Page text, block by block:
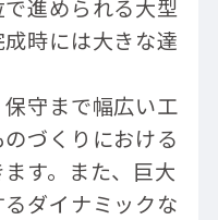
進められる大型
時には大きな達
守まで幅広い工
づくりにおける
す。また、巨大
ダイナミックな